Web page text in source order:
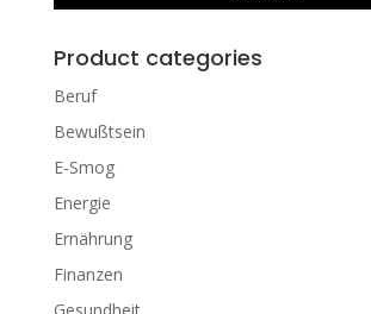
Product categories
Beruf
Bewußtsein
E-Smog
Energie
Ernährung
Finanzen